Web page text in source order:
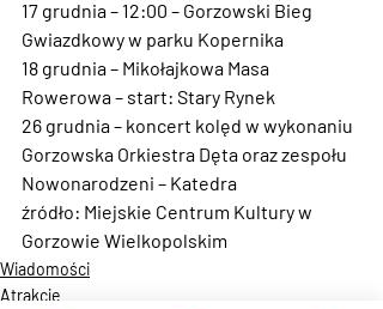
17 grudnia – 12:00 – Gorzowski Bieg
Gwiazdkowy w parku Kopernika
18 grudnia – Mikołajkowa Masa
Rowerowa – start: Stary Rynek
26 grudnia – koncert kolęd w wykonaniu
Gorzowska Orkiestra Dęta oraz zespołu
Nowonarodzeni – Katedra
źródło: Miejskie Centrum Kultury w
Gorzowie Wielkopolskim
Wiadomości
Atrakcje